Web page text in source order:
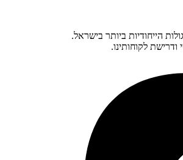
הייחודיות ביותר בישראל.
לקוחותינו.